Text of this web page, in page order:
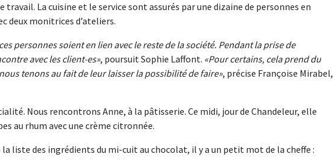
La cuisine et le service sont assurés par une dizaine de personnes en
deux monitrices d’ateliers.
personnes soient en lien avec le reste de la société. Pendant la prise de
avec les client-es , poursuit Sophie Laffont. Pour certains, cela prend du
nous tenons au fait de leur laisser la possibilité de faire , précise Françoise Mirabel,
Nous rencontrons Anne, à la pâtisserie. Ce midi, jour de Chandeleur, elle
au rhum avec une crème citronnée.
la liste des ingrédients du mi-cuit au chocolat, il y a un petit mot de la cheffe :